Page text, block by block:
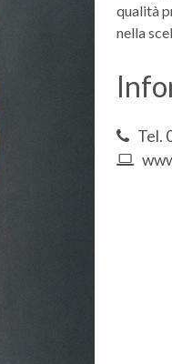
qualità
nella
Tel.